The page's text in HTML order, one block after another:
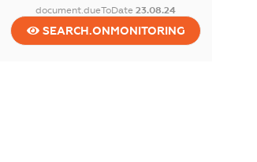
document.dueToDate23.08.24
SEARCH.ONMONITORING